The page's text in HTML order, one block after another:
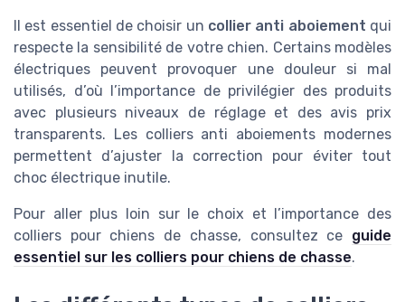
Il est essentiel de choisir un collier anti aboiement qui
respecte la sensibilité de votre chien. Certains modèles
électriques peuvent provoquer une douleur si mal
utilisés, d’où l’importance de privilégier des produits
avec plusieurs niveaux de réglage et des avis prix
transparents. Les colliers anti aboiements modernes
permettent d’ajuster la correction pour éviter tout
choc électrique inutile.
Pour aller plus loin sur le choix et l’importance des
colliers pour chiens de chasse, consultez ce guide
essentiel sur les colliers pour chiens de chasse.